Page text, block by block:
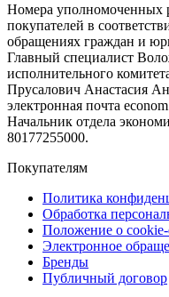
Номера уполномоченных
покупателей в
обращениях граждан и
Главный специалист
исполнительного
Прусалович Анастасия
электронная почта
Начальник отдела
80177255000.
Покупателям
Политика
Обработка
Положение о
Электронное
Бренды
Публичный договор